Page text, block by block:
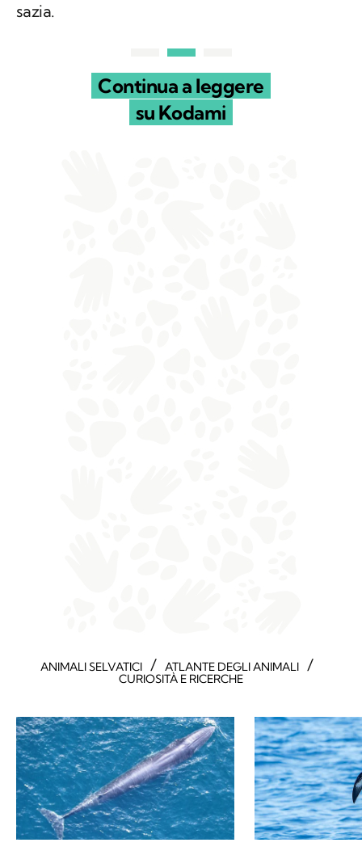
sazia.
Continua a leggere
su Kodami
ANIMALI SELVATICI / ATLANTE DEGLI ANIMALI /
CURIOSITÀ E RICERCHE